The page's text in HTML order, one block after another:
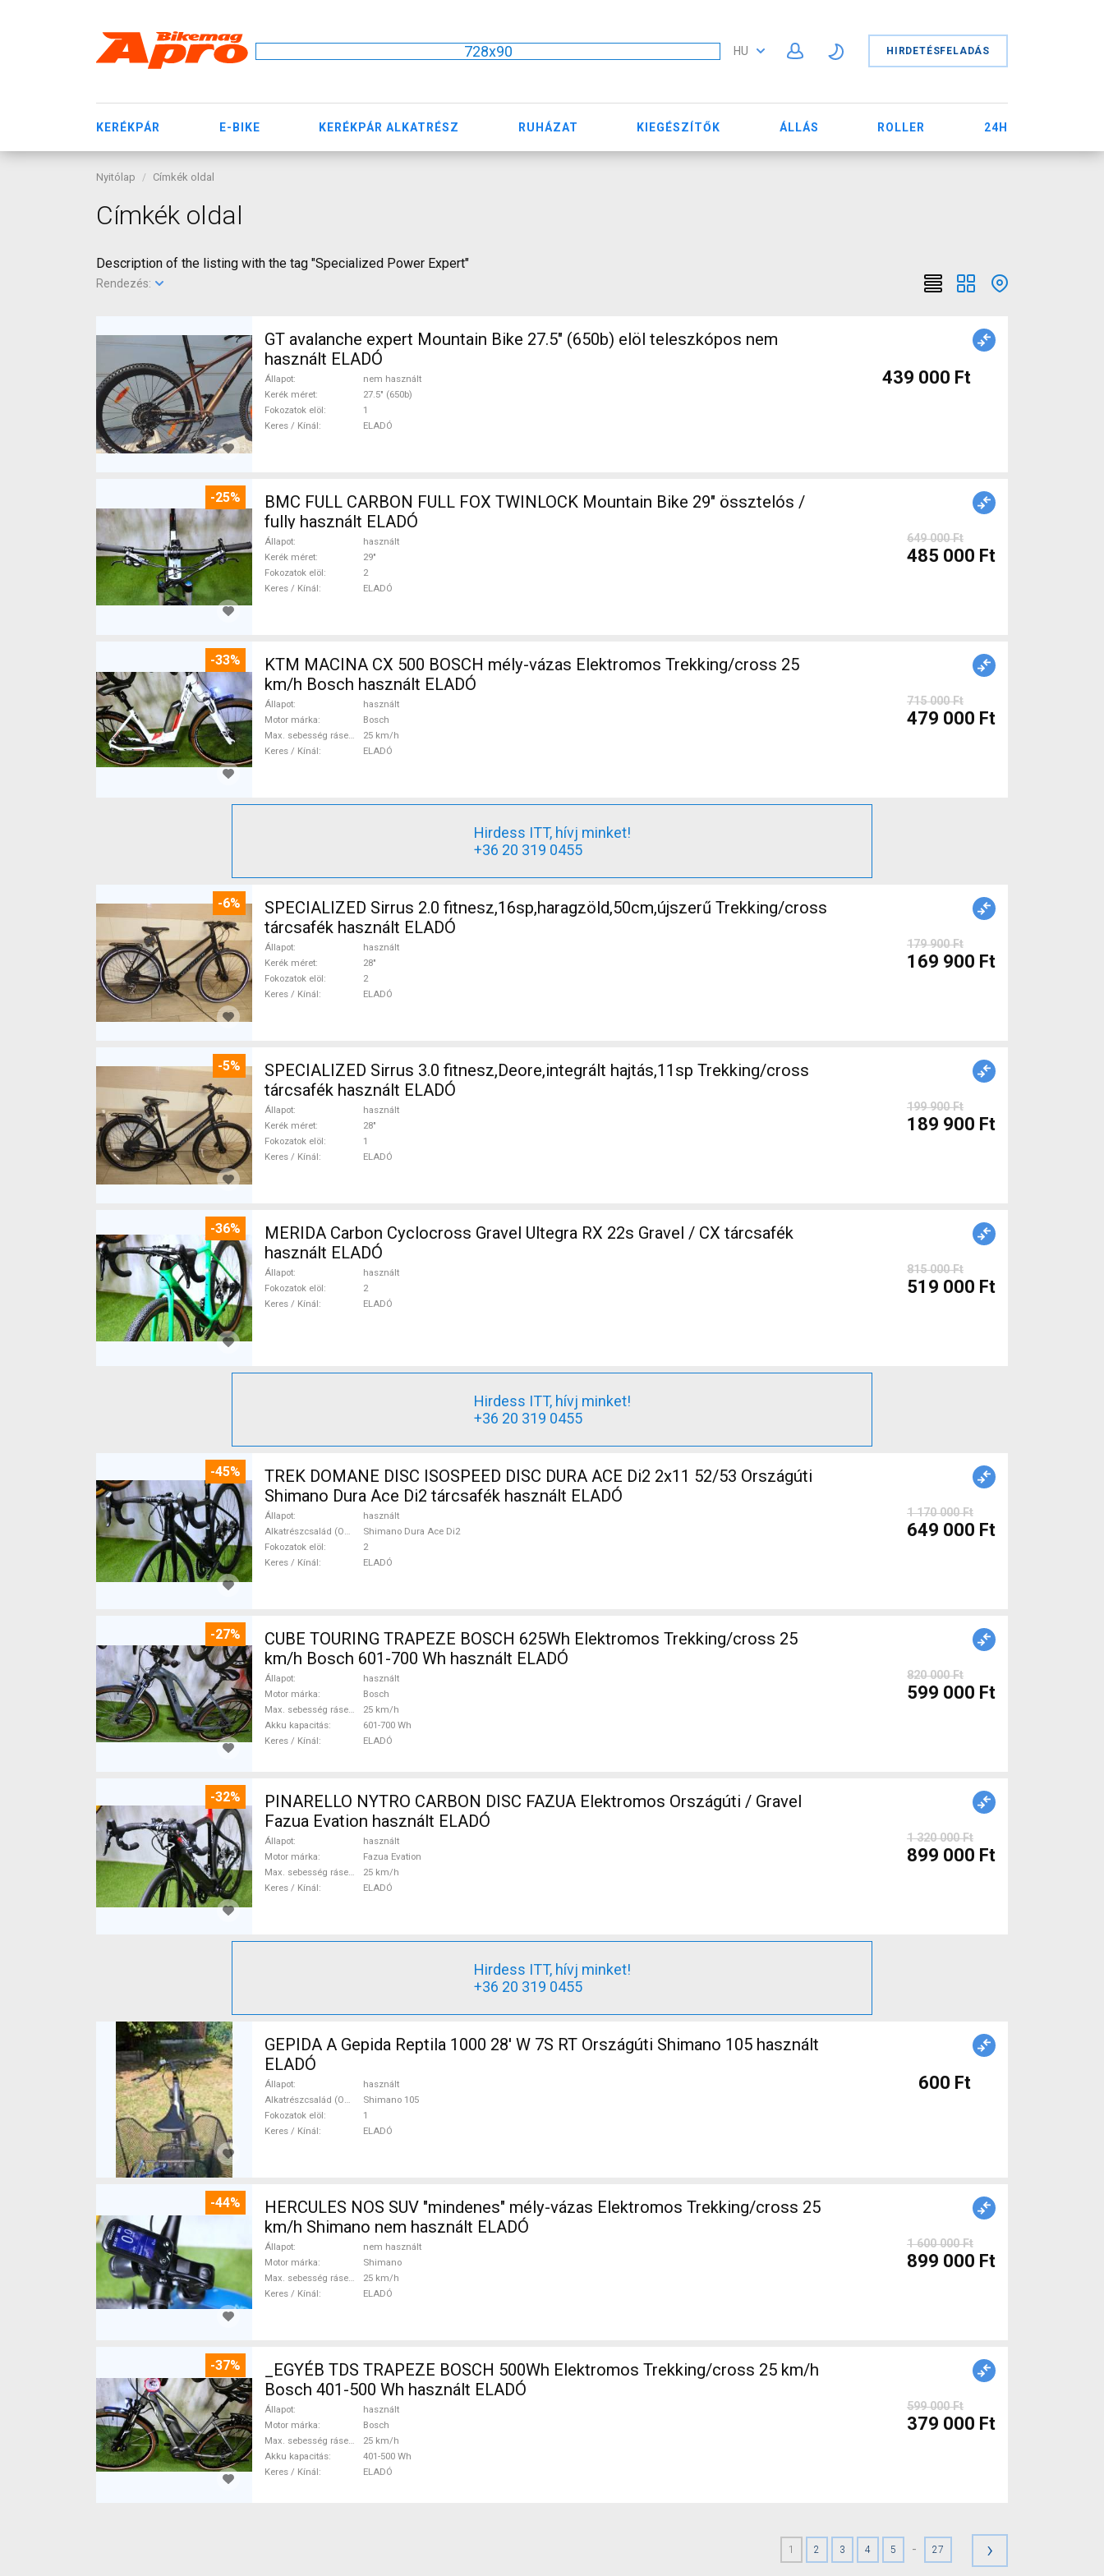
728x90 HU HIRDETÉSFELADÁS
KERÉKPÁR E-BIKE KERÉKPÁR ALKATRÉSZ RUHÁZAT KIEGÉSZÍTŐK ÁLLÁS ROLLER 24H
Nyitólap Címkék oldal
Címkék oldal
Description of the listing with the tag "Specialized Power Expert"
Rendezés:
GT avalanche expert Mountain Bike 27.5" (650b) elöl teleszkópos nem
használt ELADÓ
Állapot
nem használt
Kerék méret
27.5" (650b)
Fokozatok elöl
1
Keres / Kínál
ELADÓ
439 000 Ft
-25%
BMC FULL CARBON FULL FOX TWINLOCK Mountain Bike 29" össztelós /
fully használt ELADÓ
Állapot
használt
Kerék méret
29"
Fokozatok elöl
2
Keres / Kínál
ELADÓ
649 000 Ft
485 000 Ft
-33%
KTM MACINA CX 500 BOSCH mély-vázas Elektromos Trekking/cross 25
km/h Bosch használt ELADÓ
Állapot
használt
Motor márka
Bosch
Max. sebesség rásegítéssel
25 km/h
Keres / Kínál
ELADÓ
715 000 Ft
479 000 Ft
Hirdess ITT, hívj minket!
+36 20 319 0455
-6%
SPECIALIZED Sirrus 2.0 fitnesz,16sp,haragzöld,50cm,újszerű Trekking/cross
tárcsafék használt ELADÓ
Állapot
használt
Kerék méret
28"
Fokozatok elöl
2
Keres / Kínál
ELADÓ
179 900 Ft
169 900 Ft
-5%
SPECIALIZED Sirrus 3.0 fitnesz,Deore,integrált hajtás,11sp Trekking/cross
tárcsafék használt ELADÓ
Állapot
használt
Kerék méret
28"
Fokozatok elöl
1
Keres / Kínál
ELADÓ
199 900 Ft
189 900 Ft
-36%
MERIDA Carbon Cyclocross Gravel Ultegra RX 22s Gravel / CX tárcsafék
használt ELADÓ
Állapot
használt
Fokozatok elöl
2
Keres / Kínál
ELADÓ
815 000 Ft
519 000 Ft
Hirdess ITT, hívj minket!
+36 20 319 0455
-45%
TREK DOMANE DISC ISOSPEED DISC DURA ACE Di2 2x11 52/53 Országúti
Shimano Dura Ace Di2 tárcsafék használt ELADÓ
Állapot
használt
Alkatrészcsalád (Outi)
Shimano Dura Ace Di2
Fokozatok elöl
2
Keres / Kínál
ELADÓ
1 170 000 Ft
649 000 Ft
-27%
CUBE TOURING TRAPEZE BOSCH 625Wh Elektromos Trekking/cross 25
km/h Bosch 601-700 Wh használt ELADÓ
Állapot
használt
Motor márka
Bosch
Max. sebesség rásegítéssel
25 km/h
Akku kapacitás
601-700 Wh
Keres / Kínál
ELADÓ
820 000 Ft
599 000 Ft
-32%
PINARELLO NYTRO CARBON DISC FAZUA Elektromos Országúti / Gravel
Fazua Evation használt ELADÓ
Állapot
használt
Motor márka
Fazua Evation
Max. sebesség rásegítéssel
25 km/h
Keres / Kínál
ELADÓ
1 320 000 Ft
899 000 Ft
Hirdess ITT, hívj minket!
+36 20 319 0455
GEPIDA A Gepida Reptila 1000 28' W 7S RT Országúti Shimano 105 használt
ELADÓ
Állapot
használt
Alkatrészcsalád (Outi)
Shimano 105
Fokozatok elöl
1
Keres / Kínál
ELADÓ
600 Ft
-44%
HERCULES NOS SUV "mindenes" mély-vázas Elektromos Trekking/cross 25
km/h Shimano nem használt ELADÓ
Állapot
nem használt
Motor márka
Shimano
Max. sebesség rásegítéssel
25 km/h
Keres / Kínál
ELADÓ
1 600 000 Ft
899 000 Ft
-37%
_EGYÉB TDS TRAPEZE BOSCH 500Wh Elektromos Trekking/cross 25 km/h
Bosch 401-500 Wh használt ELADÓ
Állapot
használt
Motor márka
Bosch
Max. sebesség rásegítéssel
25 km/h
Akku kapacitás
401-500 Wh
Keres / Kínál
ELADÓ
599 000 Ft
379 000 Ft
1 2 3 4 5 - 27 ›